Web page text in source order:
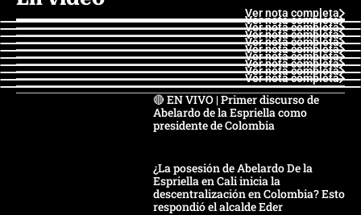
Ver nota completa
Ver nota completa
Ver nota completa
Ver nota completa
Ver nota completa
Ver nota completa
Ver nota completa
Ver nota completa
Ver nota completa
Ver nota completa
🔴 EN VIVO | Primer discurso de
Abelardo de la Espriella como
presidente de Colombia
¿La posesión de Abelardo De la
Espriella en Cali inicia la
descentralización en Colombia? Esto
respondió el alcalde Eder